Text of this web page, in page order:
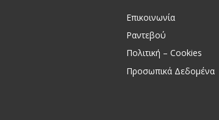
Επικοινωνία
Ραντεβού
Πολιτική – Cookies
Προσωπικά Δεδομένα